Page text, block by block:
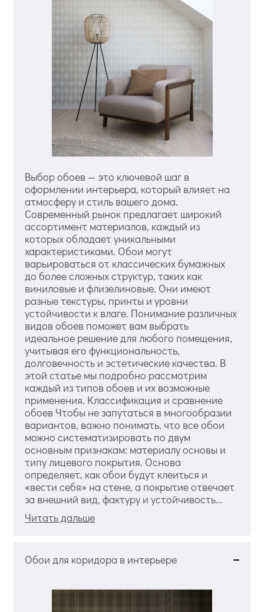
Выбор обоев — это ключевой шаг в
оформлении интерьера, который влияет на
атмосферу и стиль вашего дома.
Современный рынок предлагает широкий
ассортимент материалов, каждый из
которых обладает уникальными
характеристиками. Обои могут
варьироваться от классических бумажных
до более сложных структур, таких как
виниловые и флизелиновые. Они имеют
разные текстуры, принты и уровни
устойчивости к влаге. Понимание различных
видов обоев поможет вам выбрать
идеальное решение для любого помещения,
учитывая его функциональность,
долговечность и эстетические качества. В
этой статье мы подробно рассмотрим
каждый из типов обоев и их возможные
применения. Классификация и сравнение
обоев Чтобы не запутаться в многообразии
вариантов, важно понимать, что все обои
можно систематизировать по двум
основным признакам: материалу основы и
типу лицевого покрытия. Основа
определяет, как обои будут клеиться и
«вести себя» на стене, а покрытие отвечает
за внешний вид, фактуру и устойчивость...
Читать дальше
Обои для коридора в интерьере